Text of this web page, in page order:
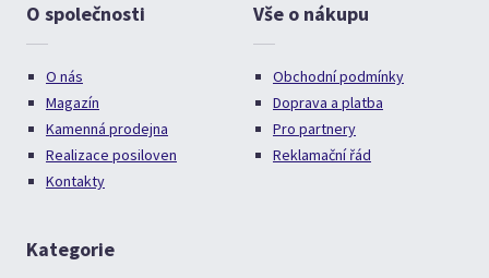
O společnosti
O nás
Magazín
Kamenná prodejna
Realizace posiloven
Kontakty
Vše o nákupu
Obchodní podmínky
Doprava a platba
Pro partnery
Reklamační řád
Kategorie